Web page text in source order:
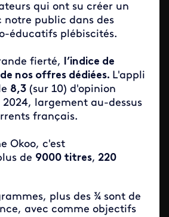
qui ont su créer un
notre public dans des
éducatifs plébiscités.
fierté,
l’indice de
nos offres dédiées. L'appli
8,3 (sur 10) d'opinion
largement au-dessus
français.
Okoo, c'est
de 9000 titres, 220
plus des ¾ sont de
avec comme objectifs